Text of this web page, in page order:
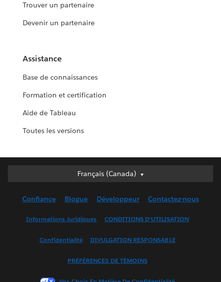
Trouver un partenaire
Devenir un partenaire
Assistance
Base de connaissances
Formation et certification
Aide de Tableau
Toutes les versions
Français (Canada)
Français (Canada)
English (UK)
Français (France)
Confiance Blogue Développeur Contactez-nous
Informations Juridiques CONDITIONS D’UTILISATION
Confidentialité DIVULGATION RESPONSABLE
PRÉFÉRENCES DE TÉMOINS